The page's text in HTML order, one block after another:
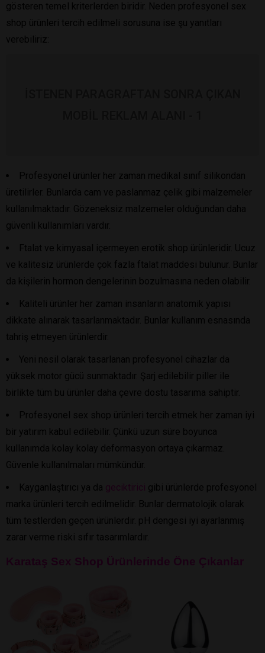
gösteren temel kriterlerden biridir. Neden profesyonel sex
shop ürünleri tercih edilmeli sorusuna ise şu yanıtları
verebiliriz:
Profesyonel ürünler her zaman medikal sınıf silikondan
üretilirler. Bunlarda cam ve paslanmaz çelik gibi malzemeler
kullanılmaktadır. Gözeneksiz malzemeler olduğundan daha
güvenli kullanımları vardır.
Ftalat ve kimyasal içermeyen erotik shop ürünleridir. Ucuz
ve kalitesiz ürünlerde çok fazla ftalat maddesi bulunur. Bunlar
da kişilerin hormon dengelerinin bozulmasına neden olabilir.
Kaliteli ürünler her zaman insanların anatomik yapısı
dikkate alınarak tasarlanmaktadır. Bunlar kullanım esnasında
tahriş etmeyen ürünlerdir.
Yeni nesil olarak tasarlanan profesyonel cihazlar da
yüksek motor gücü sunmaktadır. Şarj edilebilir piller ile
birlikte tüm bu ürünler daha çevre dostu tasarıma sahiptir.
Profesyonel sex shop ürünleri tercih etmek her zaman iyi
bir yatırım kabul edilebilir. Çünkü uzun süre boyunca
kullanımda kolay kolay deformasyon ortaya çıkarmaz.
Güvenle kullanılmaları mümkündür.
Kayganlaştırıcı ya da geciktirici gibi ürünlerde profesyonel
marka ürünleri tercih edilmelidir. Bunlar dermatolojik olarak
tüm testlerden geçen ürünlerdir. pH dengesi iyi ayarlanmış
zarar verme riski sıfır tasarımlardır.
Karataş Sex Shop Ürünlerinde Öne Çıkanlar